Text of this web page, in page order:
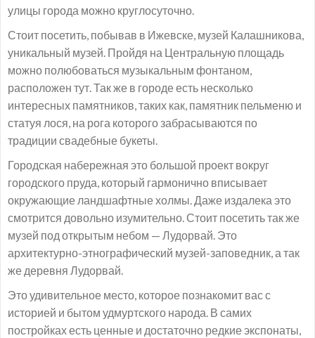
улицы города можно круглосуточно.
Стоит посетить, побывав в Ижевске, музей Калашникова,
уникальный музей. Пройдя на Центральную площадь
можно полюбоваться музыкальным фонтаном,
расположен тут. Так же в городе есть несколько
интересных памятников, таких как, памятник пельменю и
статуя лося, на рога которого забрасываются по
традиции свадебные букеты.
Городская набережная это большой проект вокруг
городского пруда, который гармонично вписывает
окружающие ландшафтные холмы. Даже издалека это
смотрится довольно изумительно. Стоит посетить так же
музей под открытым небом — Лудорвай. Это
архитектурно-этнографический музей-заповедник, а так
же деревня Лудорвай.
Это удивительное место, которое познакомит вас с
историей и бытом удмуртского народа. В самих
постройках есть ценные и достаточно редкие экспонаты,